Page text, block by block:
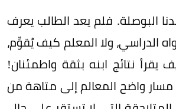
البوصلة. فلم يعد الطالب يعرف
الدراسي، ولا المعلم كيف يُقوِّم،
يقرأ نتائج ابنه بثقة واطمئنان!
واضح المعالم إلى متاهة من